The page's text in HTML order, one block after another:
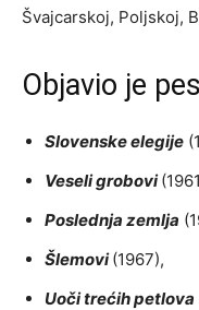
Švajcarskoj, Poljskoj,
Objavio je
Slovenske elegije
Veseli grobovi
Poslednja zemlja
Šlemovi(1967),
Uoči trećih petlova